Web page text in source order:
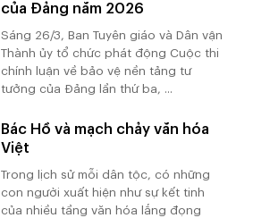
của Đảng năm 2026
Sáng 26/3, Ban Tuyên giáo và Dân vận
Thành ủy tổ chức phát động Cuộc thi
chính luận về bảo vệ nền tảng tư
tưởng của Đảng lần thứ ba, ...
Bác Hồ và mạch chảy văn hóa
Việt
Trong lịch sử mỗi dân tộc, có những
con người xuất hiện như sự kết tinh
của nhiều tầng văn hóa lắng đọng